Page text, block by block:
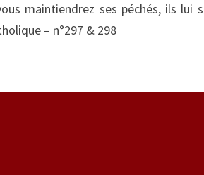
maintiendrez ses péchés, ils lui
– n°297 & 298